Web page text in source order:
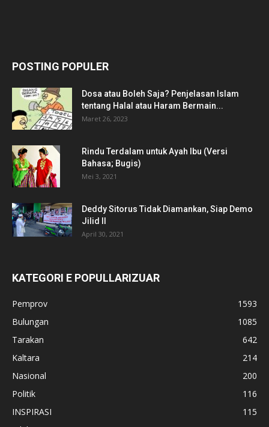
POSTING POPULER
Dosa atau Boleh Saja? Penjelasan Islam
tentang Halal atau Haram Bermain...
Maret 26, 2023
Rindu Terdalam untuk Ayah Ibu (Versi
Bahasa; Bugis)
Mei 3, 2021
Deddy Sitorus Tidak Diamankan, Siap Demo
Jilid II
April 30, 2021
KATEGORI E POPULLARIZUAR
Pemprov
1593
Bulungan
1085
Tarakan
642
Kaltara
214
Nasional
200
Politik
116
INSPIRASI
115